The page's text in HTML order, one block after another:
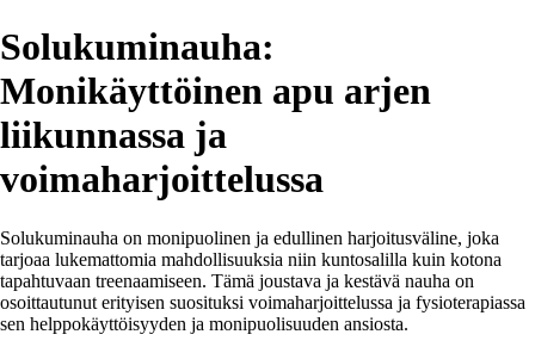
Solukuminauha:
Monikäyttöinen apu arjen
liikunnassa ja
voimaharjoittelussa
Solukuminauha on monipuolinen ja edullinen harjoitusväline, joka
tarjoaa lukemattomia mahdollisuuksia niin kuntosalilla kuin kotona
tapahtuvaan treenaamiseen. Tämä joustava ja kestävä nauha on
osoittautunut erityisen suosituksi voimaharjoittelussa ja fysioterapiassa
sen helppokäyttöisyyden ja monipuolisuuden ansiosta.